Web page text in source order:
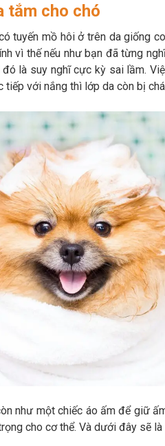
tắm cho chó
tuyến mồ hôi ở trên da giống
vì thế nếu như bạn đã từng
là suy nghĩ cực kỳ sai lầm.
với nắng thì lớp da còn bị
như một chiếc áo ấm để giữ
cho cơ thể. Và dưới đây sẽ